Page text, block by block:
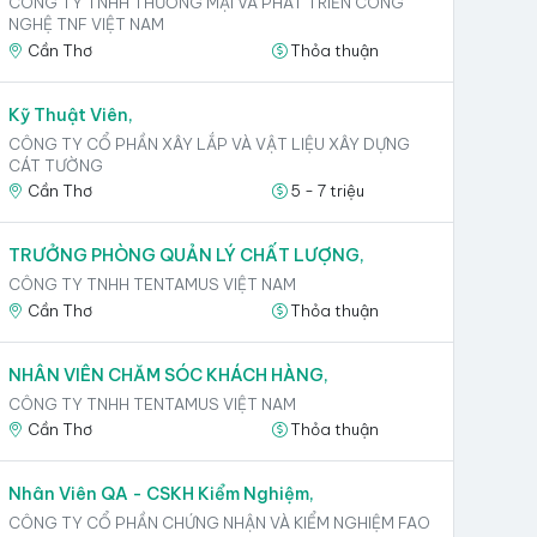
NGHỆ TNF VIỆT NAM
Cần Thơ
Thỏa thuận
Kỹ Thuật Viên,
CÔNG TY CỔ PHẦN XÂY LẮP VÀ VẬT LIỆU XÂY DỰNG
CÁT TƯỜNG
Cần Thơ
5 - 7 triệu
TRƯỞNG PHÒNG QUẢN LÝ CHẤT LƯỢNG,
CÔNG TY TNHH TENTAMUS VIỆT NAM
Cần Thơ
Thỏa thuận
NHÂN VIÊN CHĂM SÓC KHÁCH HÀNG,
CÔNG TY TNHH TENTAMUS VIỆT NAM
Cần Thơ
Thỏa thuận
Nhân Viên QA - CSKH Kiểm Nghiệm,
CÔNG TY CỔ PHẦN CHỨNG NHẬN VÀ KIỂM NGHIỆM FAO